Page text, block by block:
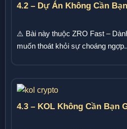
4.2 – Dự Án Không Cần
⚠️ Bài này thuộc ZRO Fast –
muốn thoát khỏi sự choáng
4.3 – KOL Không Cần Bạn